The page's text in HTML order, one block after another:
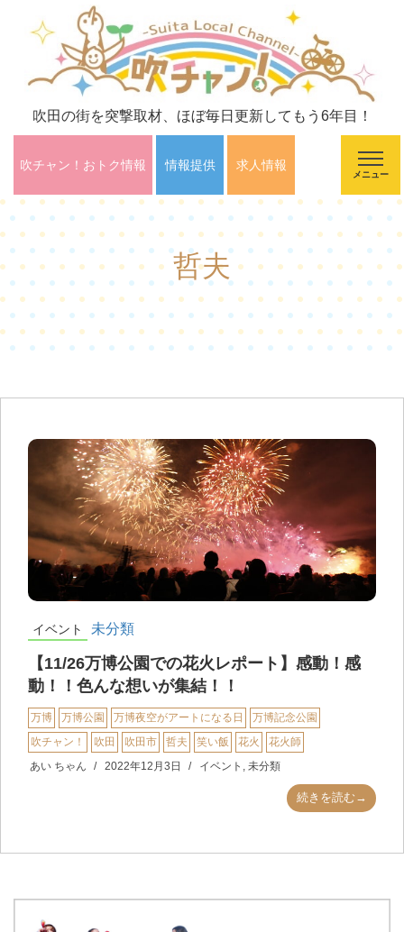
吹田の街を突撃取材、ほぼ毎日更新してもう6年目！
吹チャン！おトク情報 情報提供 求人情報
メニュー
哲夫
イベント 未分類
【11/26万博公園での花火レポート】感動！感
動！！色んな想いが集結！！
万博 万博公園 万博夜空がアートになる日
万博記念公園
吹チャン！
吹田 吹田市 哲夫 笑い飯 花火
花火師
あい ちゃん
2022年12月3日 イベント 未分類
続きを読む→